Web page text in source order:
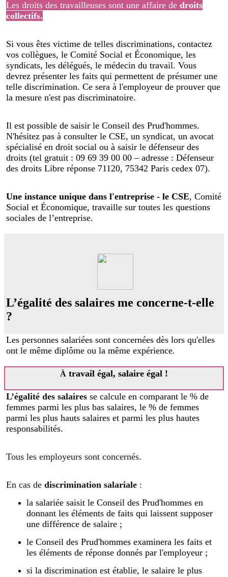
Les droits des travailleuses sont une affaire de droits
collectifs.
Si vous êtes victime de telles discriminations, contactez
vos collègues, le Comité Social et Économique, les
syndicats, les délégués, le médecin du travail. Vous
devrez présenter les faits qui permettent de présumer une
telle discrimination. Ce sera à l'employeur de prouver que
la mesure n'est pas discriminatoire.
Il est possible de saisir le Conseil des Prud'hommes.
N'hésitez pas à consulter le CSE, un syndicat, un avocat
spécialisé en droit social ou à saisir le défenseur des
droits (tel gratuit : 09 69 39 00 00 – adresse : Défenseur
des droits Libre réponse 71120, 75342 Paris cedex 07).
Une instance unique dans l'entreprise - le CSE, Comité
Social et Économique, travaille sur toutes les questions
sociales de l’entreprise.
L’égalité des salaires me concerne-t-elle
?
Les personnes salariées sont concernées dès lors qu'elles
ont le même diplôme ou la même expérience.
À travail égal, salaire égal !
L’égalité des salaires se calcule en comparant le % de
femmes parmi les plus bas salaires, le % de femmes
parmi les plus hauts salaires et parmi les plus hautes
responsabilités.
Tous les employeurs sont concernés.
En cas de discrimination salariale :
la salariée saisit le Conseil des Prud'hommes en
donnant les éléments de faits qui laissent supposer
une différence de salaire ;
le Conseil des Prud'hommes examinera les faits et
les éléments de réponse donnés par l'employeur ;
si la discrimination est établie, le salaire le plus